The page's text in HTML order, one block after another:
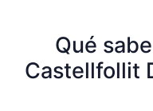
Qué
Castellfollit